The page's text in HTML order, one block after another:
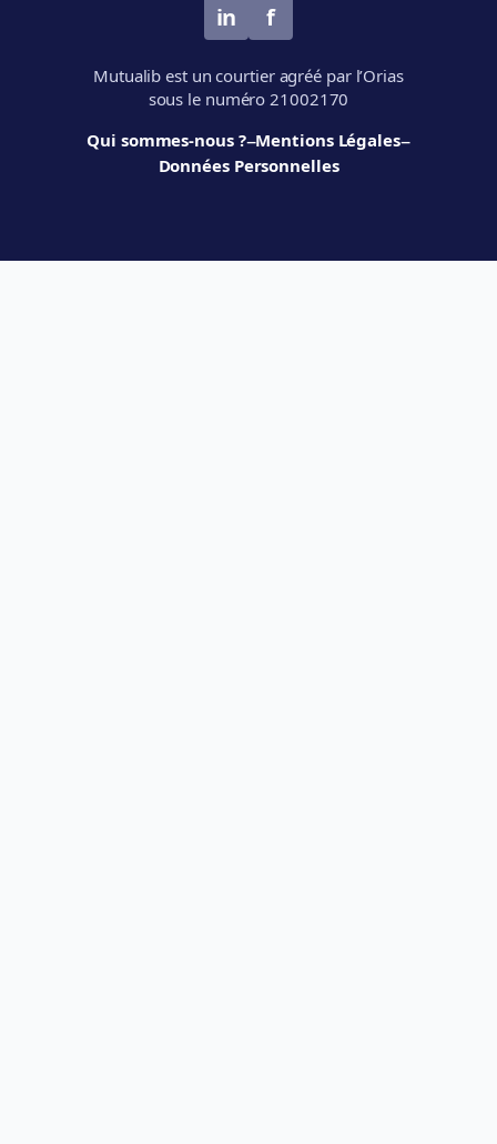
in f
Mutualib est un courtier agréé par l’Orias
sous le numéro 21002170
Qui sommes-nous ?–Mentions Légales–
Données Personnelles